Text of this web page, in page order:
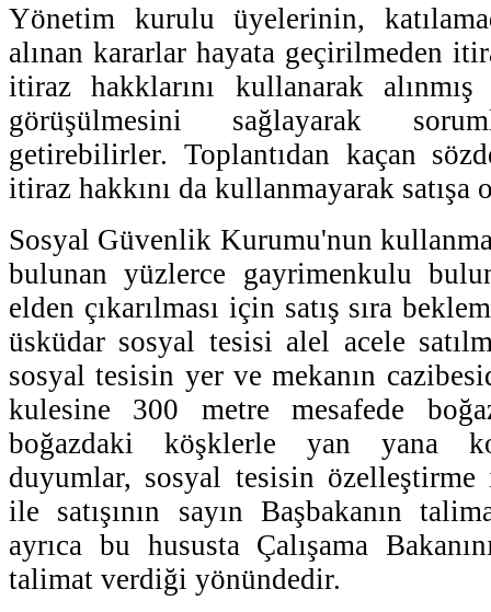
Yönetim kurulu üyelerinin,
alınan kararlar hayata geçirilmeden
itiraz hakklarını kullanarak
görüşülmesini sağlayarak
getirebilirler. Toplantıdan kaçan
itiraz hakkını da kullanmayarak satışa
Sosyal Güvenlik Kurumu'nun
bulunan yüzlerce gayrimenkulu
elden çıkarılması için satış sıra
üsküdar sosyal tesisi alel acele
sosyal tesisin yer ve mekanın
kulesine 300 metre mesafede
boğazdaki köşklerle yan yana
duyumlar, sosyal tesisin
ile satışının sayın Başbakanın
ayrıca bu hususta Çalışama
talimat verdiği yönündedir.